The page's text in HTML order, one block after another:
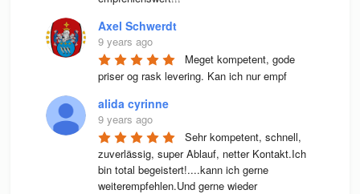
Axel Schwerdt
9 years ago
Meget kompetent, gode
priser og rask levering. Kan ich nur empf
alida cyrinne
9 years ago
Sehr kompetent, schnell,
zuverlässig, super Ablauf, netter Kontakt.Ich
bin total begeistert!....kann ich gerne
weiterempfehlen.Und gerne wieder